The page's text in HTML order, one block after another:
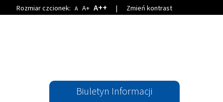
Rozmiar czcionek: A A+ A++ | Zmień kontrast
Biuletyn Informacji